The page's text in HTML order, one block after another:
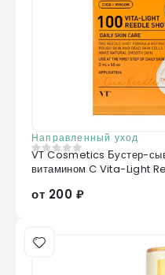
Направленный уход
0 из 5
VT Cosmetics Бустер-
витамином C Vita-Light
от 200 ₽